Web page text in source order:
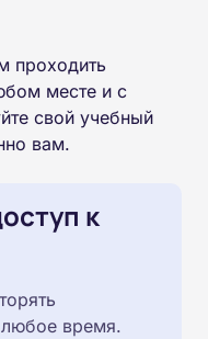
проходить
месте и с
свой учебный
вам.
к
время.